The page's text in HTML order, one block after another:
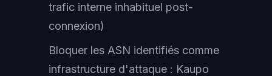
trafic interne inhabituel post-
connexion)
Bloquer les ASN identifiés comme
infrastructure d'attaque : Kaupo